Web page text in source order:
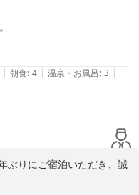
て「満足」とのお声をい
ご滞在がより快適になる
とご記載くださったこと
重ねて感謝申し上げます。
クセスも良好ですので、
だければ幸いでございま
なくて残念でした。季節的な
回宿泊する際にはあるとうれ
す。
| 朝食: 4 | 温泉・お風呂: 3 |
ぶりにご宿泊いただき、誠